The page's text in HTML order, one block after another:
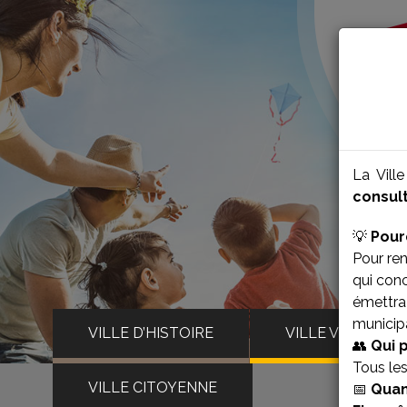
La
💡
Pour
qui
👥 Qui
Tous
📅
VILLE D’HISTOIRE VILLE VIVANTE
VILLE CITOYENNE